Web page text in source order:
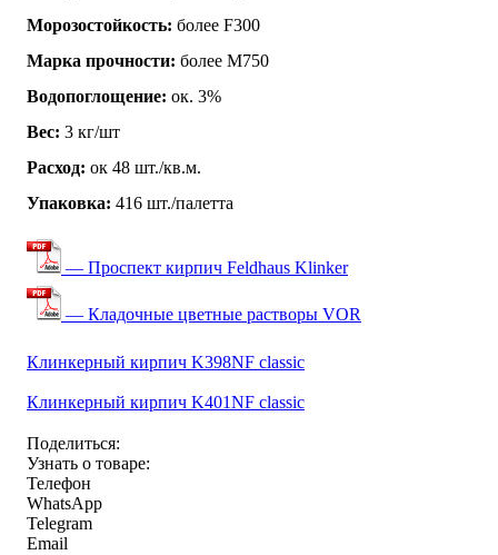
Морозостойкость: более F300
Марка прочности: более М750
Водопоглощение: ок. 3%
Вес: 3 кг/шт
Расход: ок 48 шт./кв.м.
Упаковка: 416 шт./палетта
— Проспект кирпич Feldhaus Klinker
— Кладочные цветные растворы VOR
Клинкерный кирпич K398NF classic
Клинкерный кирпич K401NF classic
Поделиться:
Узнать о товаре:
Телефон
WhatsApp
Telegram
Email